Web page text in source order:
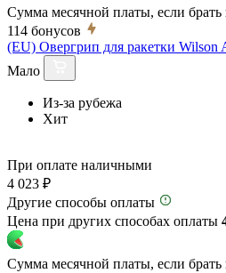
Сумма месячной платы, если брать
114 бонусов
(EU) Овергрип для ракетки
Мало
Из-за рубежа
Хит
При оплате наличными
4 023 ₽
Другие способы оплаты
Цена при других способах оплаты
Сумма месячной платы, если брать